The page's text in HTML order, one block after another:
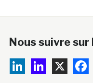
Nous suivre sur